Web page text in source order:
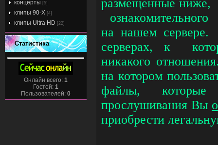
концерты [5]
клипы 90-Х [4]
клипы Ultra HD [22]
Статистика
Онлайн всего: 1
Гостей: 1
Пользователей: 0
размещенные ниже,
на нашем
серверах, к
никакого
на котором
файлы,
прослушивания Вы
приобрести